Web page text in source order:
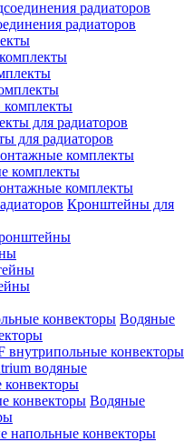
радиаторов
для радиаторов
комплекты
комплекты
комплекты
Кронштейны для
Водяные
конвекторы
водяные
конвекторы
Водяные
напольные конвекторы